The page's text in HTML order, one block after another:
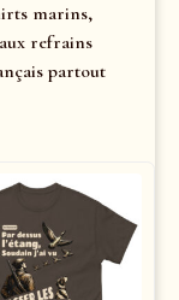
marins,
refrains
partout